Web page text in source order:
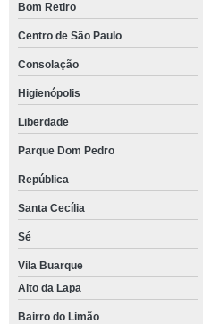
Bom Retiro
Centro de São Paulo
Consolação
Higienópolis
Liberdade
Parque Dom Pedro
República
Santa Cecília
Sé
Vila Buarque
Alto da Lapa
Bairro do Limão